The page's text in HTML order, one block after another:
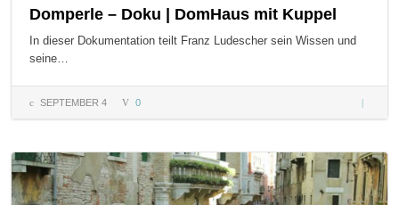
Domperle – Doku | DomHaus mit Kuppel
In dieser Dokumentation teilt Franz Ludescher sein Wissen und
seine…
SEPTEMBER 4 0
– Doku |
mit
Kuppel